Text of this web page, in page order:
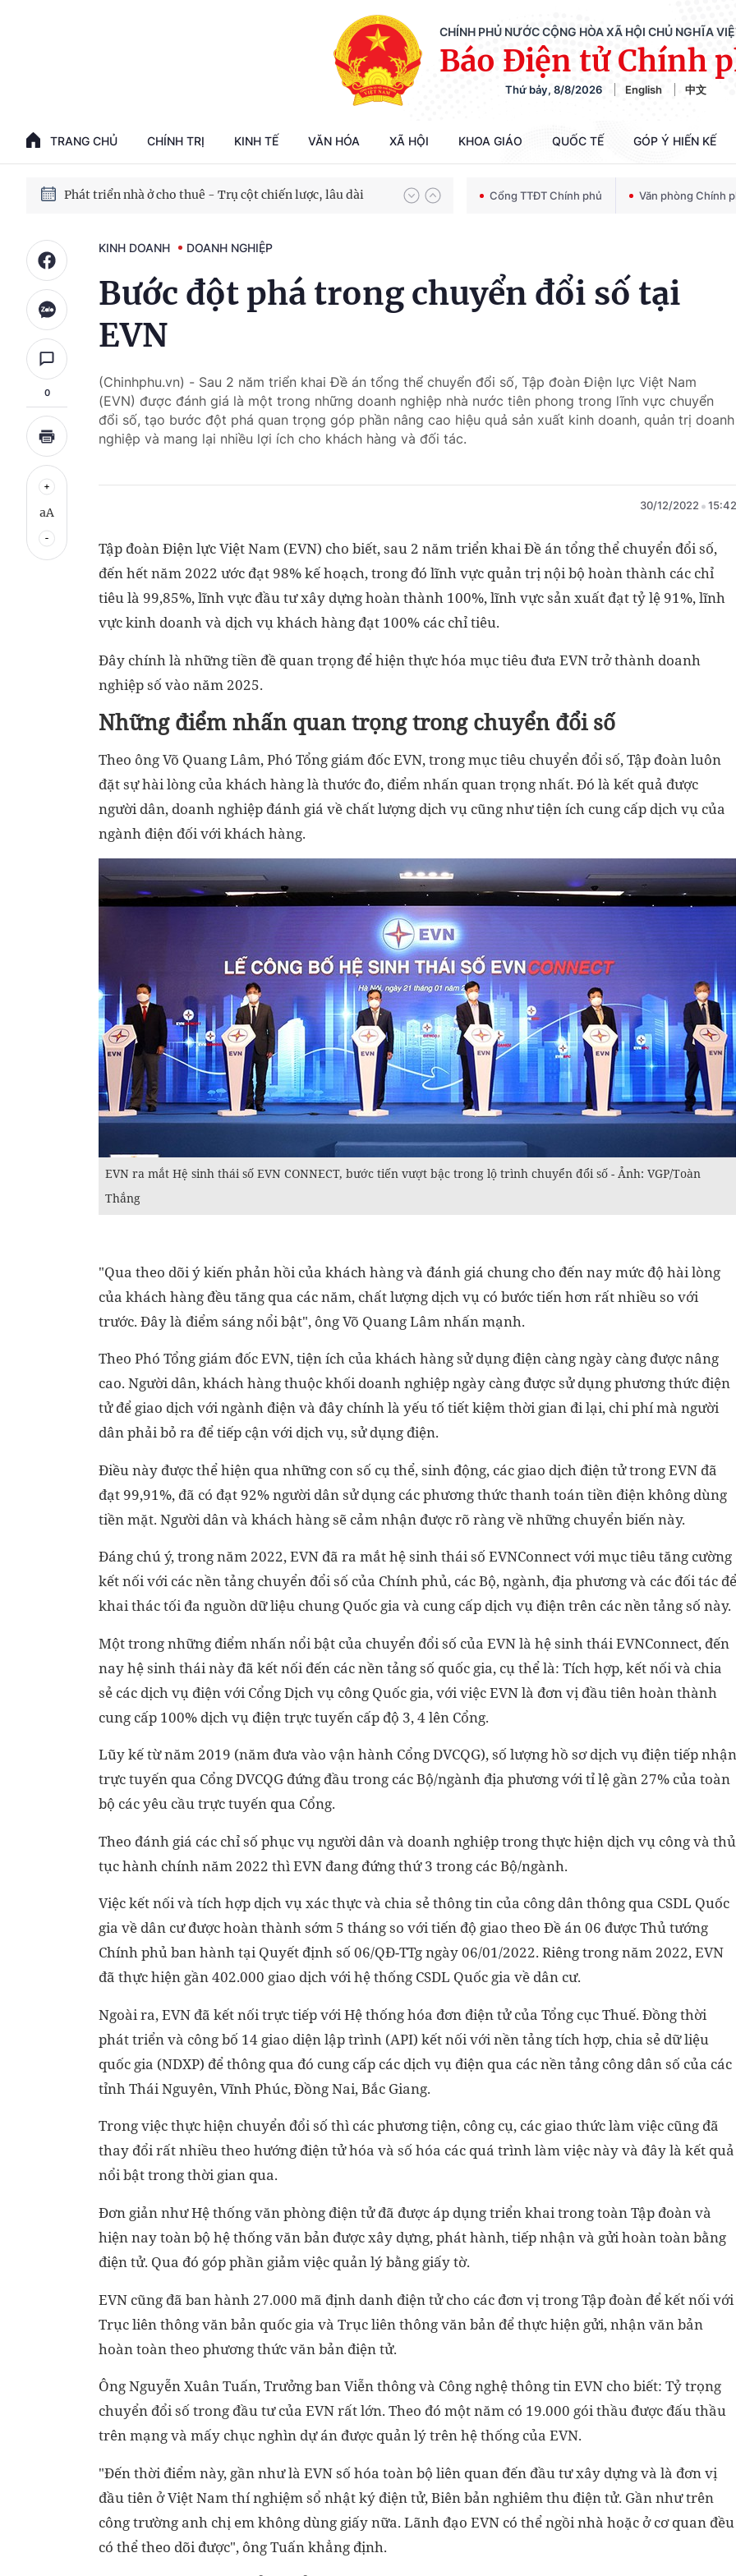
CHÍNH PHỦ NƯỚC CỘNG HÒA XÃ HỘI CHỦ NGHĨA
Báo Điện tử Chính
Thứ bảy, 8/8/2026 English 中文
TRANG CHỦ CHÍNH TRỊ KINH TẾ VĂN HÓA XÃ HỘI KHOA GIÁO QUỐC TẾ GÓP Ý HIẾN KẾ
Phát triển kinh tế nhà nước trong kỷ nguyên mới
Chiến dịch 500 ngày đêm tìm kiếm, quy tập và xác định danh tính hài cốt liệt sĩ
Bảo vệ nền tảng tư tưởng của Đảng trong kỷ nguyên phát triển mới
Phát triển nhà ở cho thuê - Trụ cột chiến lược, lâu dài Cổng TTĐT Chính phủ Văn phòng Chính
0
aA
KINH DOANH DOANH NGHIỆP
Bước đột phá trong chuyển đổi số tại
EVN
(Chinhphu.vn) - Sau 2 năm triển khai Đề án tổng thể chuyển đổi số, Tập đoàn Điện lực Việt Nam
(EVN) được đánh giá là một trong những doanh nghiệp nhà nước tiên phong trong lĩnh vực chuyển
đổi số, tạo bước đột phá quan trọng góp phần nâng cao hiệu quả sản xuất kinh doanh, quản trị doanh
nghiệp và mang lại nhiều lợi ích cho khách hàng và đối tác.
30/12/2022 15:42
Tập đoàn Điện lực Việt Nam (EVN) cho biết, sau 2 năm triển khai Đề án tổng thể chuyển đổi số,
đến hết năm 2022 ước đạt 98% kế hoạch, trong đó lĩnh vực quản trị nội bộ hoàn thành các chỉ
tiêu là 99,85%, lĩnh vực đầu tư xây dựng hoàn thành 100%, lĩnh vực sản xuất đạt tỷ lệ 91%, lĩnh
vực kinh doanh và dịch vụ khách hàng đạt 100% các chỉ tiêu.
Đây chính là những tiền đề quan trọng để hiện thực hóa mục tiêu đưa EVN trở thành doanh
nghiệp số vào năm 2025.
Những điểm nhấn quan trọng trong chuyển đổi số
Theo ông Võ Quang Lâm, Phó Tổng giám đốc EVN, trong mục tiêu chuyển đổi số, Tập đoàn luôn
đặt sự hài lòng của khách hàng là thước đo, điểm nhấn quan trọng nhất. Đó là kết quả được
người dân, doanh nghiệp đánh giá về chất lượng dịch vụ cũng như tiện ích cung cấp dịch vụ của
ngành điện đối với khách hàng.
EVN ra mắt Hệ sinh thái số EVN CONNECT, bước tiến vượt bậc trong lộ trình chuyển đổi số - Ảnh: VGP/Toàn
Thắng
"Qua theo dõi ý kiến phản hồi của khách hàng và đánh giá chung cho đến nay mức độ hài lòng
của khách hàng đều tăng qua các năm, chất lượng dịch vụ có bước tiến hơn rất nhiều so với
trước. Đây là điểm sáng nổi bật", ông Võ Quang Lâm nhấn mạnh.
Theo Phó Tổng giám đốc EVN, tiện ích của khách hàng sử dụng điện càng ngày càng được nâng
cao. Người dân, khách hàng thuộc khối doanh nghiệp ngày càng được sử dụng phương thức điện
tử để giao dịch với ngành điện và đây chính là yếu tố tiết kiệm thời gian đi lại, chi phí mà người
dân phải bỏ ra để tiếp cận với dịch vụ, sử dụng điện.
Điều này được thể hiện qua những con số cụ thể, sinh động, các giao dịch điện tử trong EVN đã
đạt 99,91%, đã có đạt 92% người dân sử dụng các phương thức thanh toán tiền điện không dùng
tiền mặt. Người dân và khách hàng sẽ cảm nhận được rõ ràng về những chuyển biến này.
Đáng chú ý, trong năm 2022, EVN đã ra mắt hệ sinh thái số EVNConnect với mục tiêu tăng cường
kết nối với các nền tảng chuyển đổi số của Chính phủ, các Bộ, ngành, địa phương và các đối tác để
khai thác tối đa nguồn dữ liệu chung Quốc gia và cung cấp dịch vụ điện trên các nền tảng số này.
Một trong những điểm nhấn nổi bật của chuyển đổi số của EVN là hệ sinh thái EVNConnect, đến
nay hệ sinh thái này đã kết nối đến các nền tảng số quốc gia, cụ thể là: Tích hợp, kết nối và chia
sẻ các dịch vụ điện với Cổng Dịch vụ công Quốc gia, với việc EVN là đơn vị đầu tiên hoàn thành
cung cấp 100% dịch vụ điện trực tuyến cấp độ 3, 4 lên Cổng.
Lũy kế từ năm 2019 (năm đưa vào vận hành Cổng DVCQG), số lượng hồ sơ dịch vụ điện tiếp nhận
trực tuyến qua Cổng DVCQG đứng đầu trong các Bộ/ngành địa phương với tỉ lệ gần 27% của toàn
bộ các yêu cầu trực tuyến qua Cổng.
Theo đánh giá các chỉ số phục vụ người dân và doanh nghiệp trong thực hiện dịch vụ công và thủ
tục hành chính năm 2022 thì EVN đang đứng thứ 3 trong các Bộ/ngành.
Việc kết nối và tích hợp dịch vụ xác thực và chia sẻ thông tin của công dân thông qua CSDL Quốc
gia về dân cư được hoàn thành sớm 5 tháng so với tiến độ giao theo Đề án 06 được Thủ tướng
Chính phủ ban hành tại Quyết định số 06/QĐ-TTg ngày 06/01/2022. Riêng trong năm 2022, EVN
đã thực hiện gần 402.000 giao dịch với hệ thống CSDL Quốc gia về dân cư.
Ngoài ra, EVN đã kết nối trực tiếp với Hệ thống hóa đơn điện tử của Tổng cục Thuế. Đồng thời
phát triển và công bố 14 giao diện lập trình (API) kết nối với nền tảng tích hợp, chia sẻ dữ liệu
quốc gia (NDXP) để thông qua đó cung cấp các dịch vụ điện qua các nền tảng công dân số của các
tỉnh Thái Nguyên, Vĩnh Phúc, Đồng Nai, Bắc Giang.
Trong việc thực hiện chuyển đổi số thì các phương tiện, công cụ, các giao thức làm việc cũng đã
thay đổi rất nhiều theo hướng điện tử hóa và số hóa các quá trình làm việc này và đây là kết quả
nổi bật trong thời gian qua.
Đơn giản như Hệ thống văn phòng điện tử đã được áp dụng triển khai trong toàn Tập đoàn và
hiện nay toàn bộ hệ thống văn bản được xây dựng, phát hành, tiếp nhận và gửi hoàn toàn bằng
điện tử. Qua đó góp phần giảm việc quản lý bằng giấy tờ.
EVN cũng đã ban hành 27.000 mã định danh điện tử cho các đơn vị trong Tập đoàn để kết nối với
Trục liên thông văn bản quốc gia và Trục liên thông văn bản để thực hiện gửi, nhận văn bản
hoàn toàn theo phương thức văn bản điện tử.
Ông Nguyễn Xuân Tuấn, Trưởng ban Viễn thông và Công nghệ thông tin EVN cho biết: Tỷ trọng
chuyển đổi số trong đầu tư của EVN rất lớn. Theo đó một năm có 19.000 gói thầu được đấu thầu
trên mạng và mấy chục nghìn dự án được quản lý trên hệ thống của EVN.
"Đến thời điểm này, gần như là EVN số hóa toàn bộ liên quan đến đầu tư xây dựng và là đơn vị
đầu tiên ở Việt Nam thí nghiệm sổ nhật ký điện tử, Biên bản nghiêm thu điện tử. Gần như trên
công trường anh chị em không dùng giấy nữa. Lãnh đạo EVN có thể ngồi nhà hoặc ở cơ quan đều
có thể theo dõi được", ông Tuấn khẳng định.